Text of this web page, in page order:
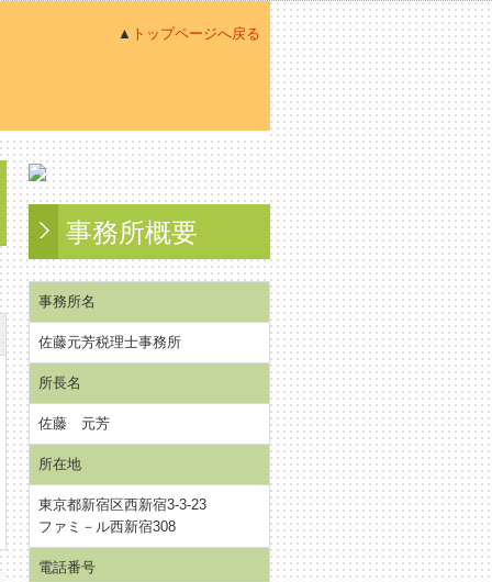
▲ トップページへ戻る
事務所概要
事務所名
佐藤元芳税理士事務所
所長名
佐藤 元芳
所在地
東京都新宿区西新宿3-3-23
ファミ－ル西新宿308
電話番号